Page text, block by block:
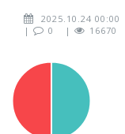
2025.10.24 00:00
|
0 | 16670